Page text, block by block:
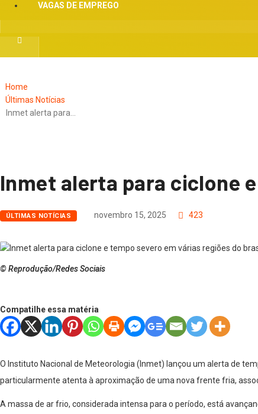
VAGAS DE EMPREGO
Home
Últimas Notícias
Inmet alerta para…
Inmet alerta para ciclone
ÚLTIMAS NOTÍCIAS novembro 15, 2025 423
© Reprodução/Redes Sociais
Compatilhe essa matéria
O Instituto Nacional de Meteorologia (Inmet) lançou um alerta de
particularmente atenta à aproximação de uma nova frente fria,
A massa de ar frio, considerada intensa para o período, está